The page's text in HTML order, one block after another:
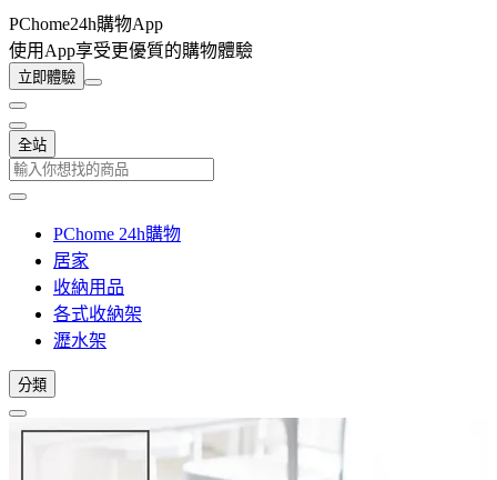
PChome24h購物App
使用App享受更優質的購物體驗
立即體驗
全站
PChome 24h購物
居家
收納用品
各式收納架
瀝水架
分類